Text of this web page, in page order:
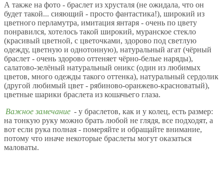
А также на фото - браслет из хрусталя (не ожидала, что он
будет такой... сияющий - просто фантастика!), широкий из
цветного перламутра, имитация янтаря - очень по цвету
понравился, хотелось такой широкий, муранское стекло
(красивый цветной, с цветочками, здорово под светлую
одежду, цветную и однотонную), натуральный агат (чёрный
браслет - очень здорово оттеняет чёрно-белые наряды),
салатово-зелёный натуральный оникс (один из любимых
цветов, много одежды такого оттенка), натуральный сердолик
(другой любимый цвет - рябиново-оранжево-красноватый),
цветные шарики браслета из кошачьего глаза.
Важное замечание - у браслетов, как и у колец, есть размер:
на тонкую руку можно брать любой не глядя, все подходят, а
вот если рука полная - померяйте и обращайте внимание,
потому что иначе некоторые браслеты могут оказаться
маловаты.